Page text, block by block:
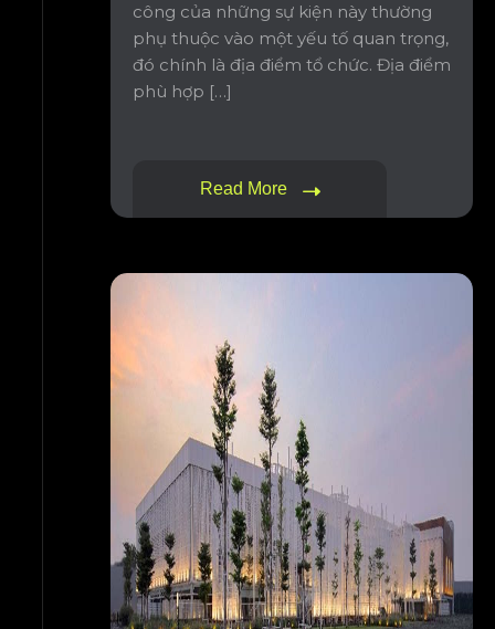
công của những sự kiện này thường
phụ thuộc vào một yếu tố quan trọng,
đó chính là địa điểm tổ chức. Địa điểm
phù hợp […]
Read More